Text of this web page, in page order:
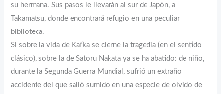
su hermana. Sus pasos le llevarán al sur de Japón, a
Takamatsu, donde encontrará refugio en una peculiar
biblioteca.
Si sobre la vida de Kafka se cierne la tragedia (en el sentido
clásico), sobre la de Satoru Nakata ya se ha abatido: de niño,
durante la Segunda Guerra Mundial, sufrió un extraño
accidente del que salió sumido en una especie de olvido de